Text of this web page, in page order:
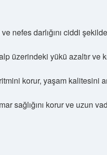
nefes darlığını ciddi
üzerindeki yükü azaltır
korur, yaşam kalitesini
sağlığını korur ve uzun